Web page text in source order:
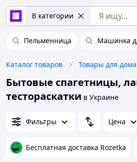
В категории
Пельменница Машинка
Каталог товаров Товары для дома
Бытовые спагетницы,
тестораскатки в Украине
Фильтры Цена
Бесплатная доставка Rozetka